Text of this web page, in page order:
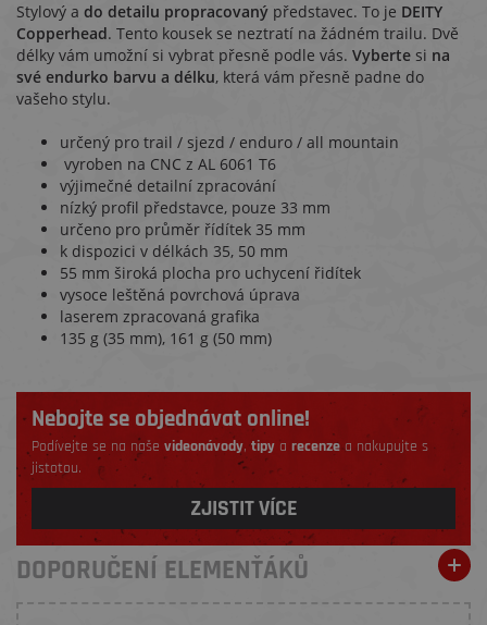
Stylový a do detailu propracovaný představec. To je DEITY
Copperhead. Tento kousek se neztratí na žádném trailu. Dvě
délky vám umožní si vybrat přesně podle vás. Vyberte si na
své endurko barvu a délku, která vám přesně padne do
vašeho stylu.
určený pro trail / sjezd / enduro / all mountain
vyroben na CNC z AL 6061 T6
výjimečné detailní zpracování
nízký profil představce, pouze 33 mm
určeno pro průměr řídítek 35 mm
k dispozici v délkách 35, 50 mm
55 mm široká plocha pro uchycení řidítek
vysoce leštěná povrchová úprava
laserem zpracovaná grafika
135 g (35 mm), 161 g (50 mm)
Nebojte se objednávat online!
Podívejte se na naše videonávody,tipy a recenzea nakupujte s
jistotou.
ZJISTIT VÍCE
DOPORUČENÍ ELEMENŤÁKŮ